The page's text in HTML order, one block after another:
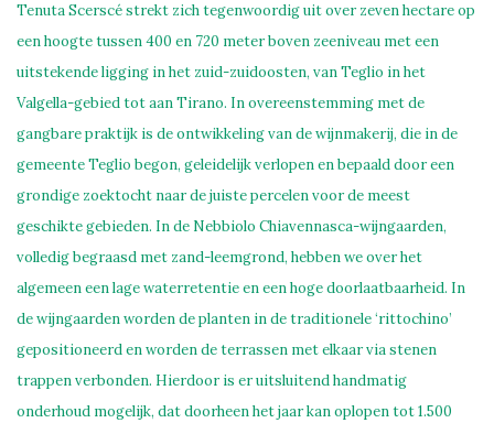
Tenuta Scerscé strekt zich tegenwoordig uit over zeven hectare op
een hoogte tussen 400 en 720 meter boven zeeniveau met een
uitstekende ligging in het zuid-zuidoosten, van Teglio in het
Valgella-gebied tot aan Tirano. In overeenstemming met de
gangbare praktijk is de ontwikkeling van de wijnmakerij, die in de
gemeente Teglio begon, geleidelijk verlopen en bepaald door een
grondige zoektocht naar de juiste percelen voor de meest
geschikte gebieden. In de Nebbiolo Chiavennasca-wijngaarden,
volledig begraasd met zand-leemgrond, hebben we over het
algemeen een lage waterretentie en een hoge doorlaatbaarheid. In
de wijngaarden worden de planten in de traditionele ‘rittochino’
gepositioneerd en worden de terrassen met elkaar via stenen
trappen verbonden. Hierdoor is er uitsluitend handmatig
onderhoud mogelijk, dat doorheen het jaar kan oplopen tot 1.500